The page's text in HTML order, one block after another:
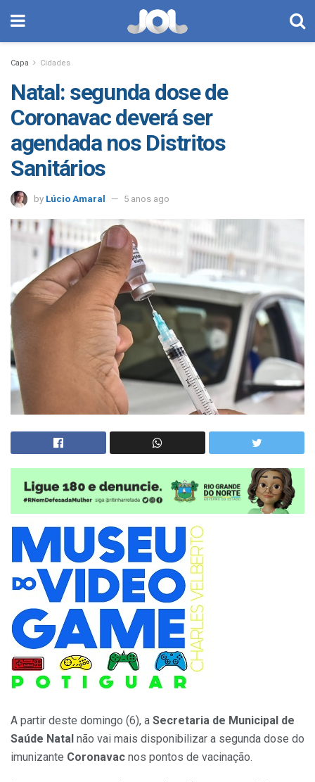
Capa Cidades
Natal: segunda dose de
Coronavac deverá ser
agendada nos Distritos
Sanitários
by Lúcio Amaral 5 anos ago
A partir deste domingo (6), a Secretaria de Municipal de
Saúde Natal não vai mais disponibilizar a segunda dose do
imunizante Coronavac nos pontos de vacinação.